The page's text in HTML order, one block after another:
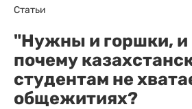
Статьи
"Нужны и горшки, и
почему
студентам не
общежитиях?